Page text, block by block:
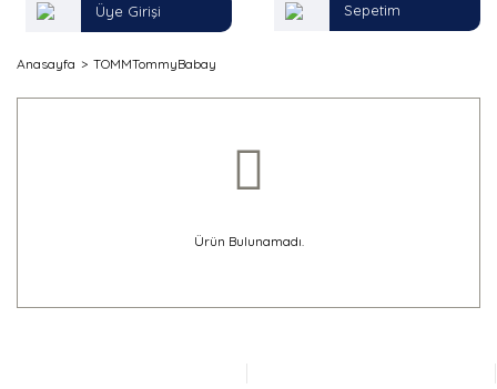
Üye Girişi Sepetim
Anasayfa TOMMTommyBabay
Ürün Bulunamadı.